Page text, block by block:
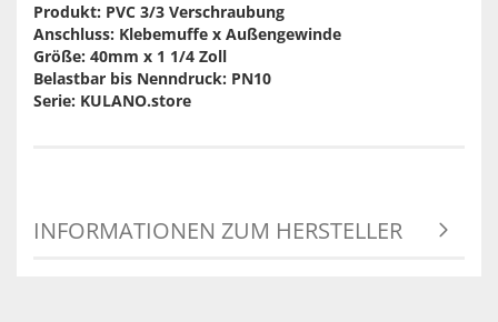
Produkt: PVC 3/3 Verschraubung
Anschluss: Klebemuffe x Außengewinde
Größe: 40mm x 1 1/4 Zoll
Belastbar bis Nenndruck: PN10
Serie: KULANO.store
INFORMATIONEN ZUM HERSTELLER